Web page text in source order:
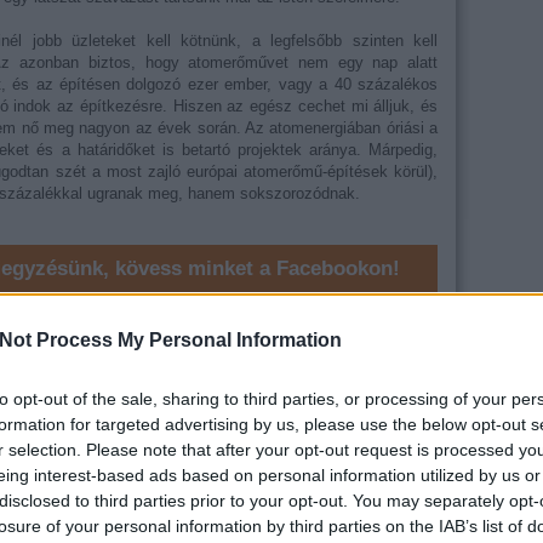
Process My Personal Information
opt-out of the sale, sharing to third parties, or processing of your
for targeted advertising by us, please use the below opt-out
selection. Please note that after your opt-out request is processed
interest-based ads based on personal information utilized by us
to third parties prior to your opt-out. You may separately
of your personal information by third parties on the IAB’s list of
jobb üzleteket kell kötnünk, a legfelsőbb szinten kell
azonban biztos, hogy atomerőművet nem egy nap alatt
az építésen dolgozó ezer ember, vagy a 40 százalékos
indok az építkezésre. Hiszen az egész cechet mi álljuk, és
nő meg nagyon az évek során. Az atomenergiában óriási a
és a határidőket is betartó projektek aránya. Márpedig,
szét a most zajló európai atomerőmű-építések körül),
ugranak meg, hanem sokszorozódnak.
kövess minket a Facebookon!
Tetszik 0